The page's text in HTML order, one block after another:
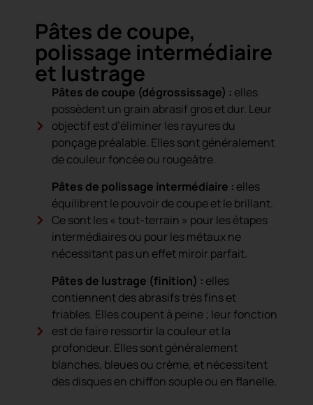
Pâtes de coupe,
polissage intermédiaire
et lustrage
Pâtes de coupe (dégrossissage) : elles
possèdent un grain abrasif gros et dur. Leur
objectif est d’éliminer les rayures du
ponçage préalable. Elles sont généralement
de couleur foncée ou rougeâtre.
Pâtes de polissage intermédiaire : elles
équilibrent le pouvoir de coupe et le brillant.
Ce sont les « tout-terrain » pour les étapes
intermédiaires ou pour les métaux ne
nécessitant pas un effet miroir parfait.
Pâtes de lustrage (finition) : elles
contiennent des abrasifs très fins et
friables. Elles coupent à peine ; leur fonction
est de faire ressortir la couleur et la
profondeur. Elles sont généralement
blanches, bleues ou crème, et nécessitent
des disques en chiffon souple ou en flanelle.